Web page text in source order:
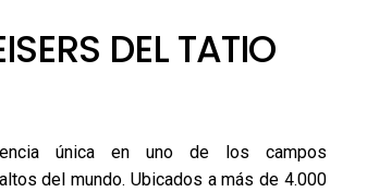
DEL TATIO
única en uno de los campos
del mundo. Ubicados a más de 4.000